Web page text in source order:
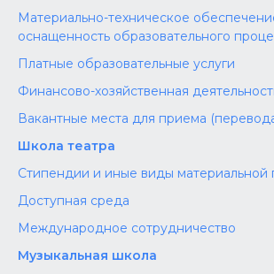
Материально-техническое
оснащенность образовательного
Платные образовательные услуги
Финансово-хозяйственная
Вакантные места для приема
Школа театра
Стипендии и иные виды
Доступная среда
Международное сотрудничество
Музыкальная школа